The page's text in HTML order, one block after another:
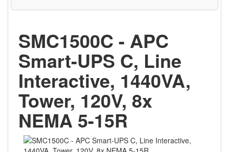
SMC1500C - APC
Smart-UPS C, Line
Interactive, 1440VA,
Tower, 120V, 8x
NEMA 5-15R